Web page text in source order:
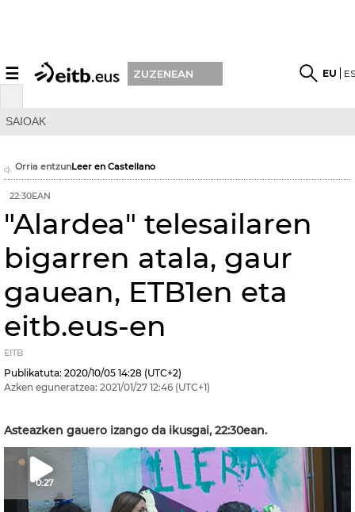
☰ ZUZENEAN EU
SAIOAK
Orria entzunLeer en Castellano
22:30EAN
"Alardea" telesailaren
bigarren atala, gaur
gauean, ETB1en eta
eitb.eus-en
EITB
Publikatuta: 2020/10/05 14:28 (UTC+2)
Azken eguneratzea: 2021/01/27 12:46 (UTC+1)
Asteazken gauero izango da ikusgai, 22:30ean.
0:27